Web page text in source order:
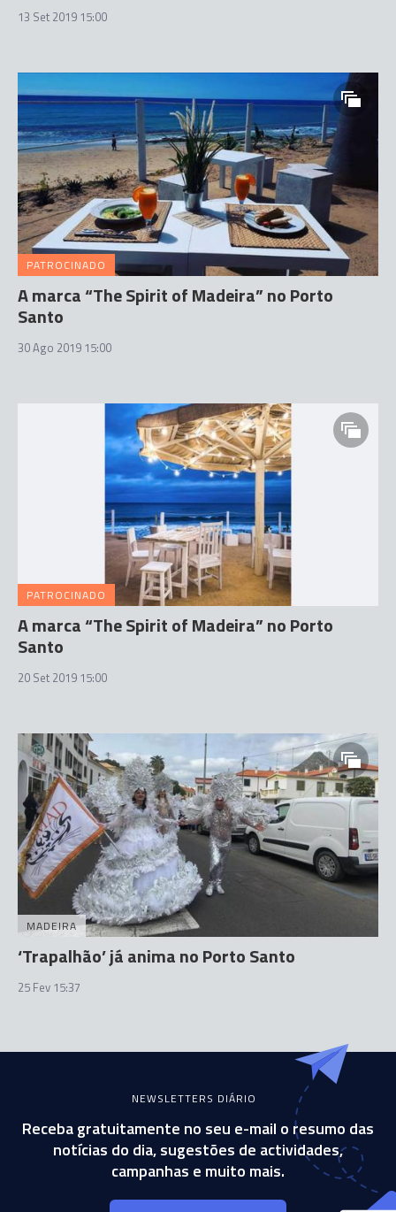
13 Set 2019 15:00
PATROCINADO
A marca “The Spirit of Madeira” no Porto
Santo
30 Ago 2019 15:00
PATROCINADO
A marca “The Spirit of Madeira” no Porto
Santo
20 Set 2019 15:00
MADEIRA
‘Trapalhão’ já anima no Porto Santo
25 Fev 15:37
NEWSLETTERS DIÁRIO
Receba gratuitamente no seu e-mail o resumo das
notícias do dia, sugestões de actividades,
campanhas e muito mais.